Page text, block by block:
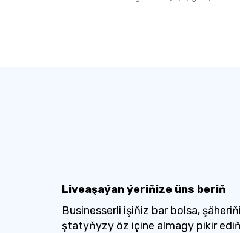
Liveaşaýan ýeriňize üns beriň
Businesserli işiňiz bar bolsa,
ştatyňyzy öz içine almagy pikir